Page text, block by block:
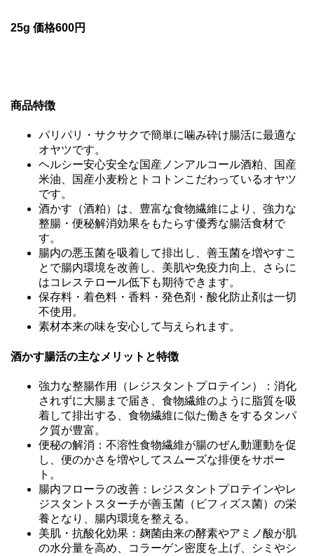
25g 価格600円
商品特徴
パリパリ・サクサクで簡単に噛み砕け腸活に最適な
オヤツです。
ヘルシー安心安全な国産ノンアルコール酒粕、国産
米油、国産小麦粉とトコトンこだわっているオヤツ
です。
酒かす（酒粕）は、豊富な食物繊維により、強力な
整腸・便秘解消効果をもたらす優秀な腸活食材で
す。
腸内の悪玉菌を吸着して排出し、善玉菌を増やすこ
とで腸内環境を改善し、美肌や免疫力向上、さらに
はコレステロール低下も期待できます。
保存料・着色料・香料・発色剤・酸化防止剤は一切
不使用。
素材本来の味を安心して与えられます。
酒かす腸活の主なメリットと特徴
強力な整腸作用（レジスタントプロテイン）：消化
されずに大腸まで届き、食物繊維のように脂質を吸
着して排出する、食物繊維に似た働きをするタンパ
ク質が豊富。
便秘の解消：不溶性食物繊維が腸のぜん動運動を促
し、便のかさを増やしてスムーズな排便をサポー
ト。
腸内フローラの改善：レジスタントプロテインやレ
ジスタントスターチが善玉菌（ビフィズス菌）の栄
養となり、腸内環境を整える。
美肌・抗酸化効果：麹菌由来の酵素やアミノ酸が肌
の水分量を高め、コラーゲン密度を上げ、シミやシ